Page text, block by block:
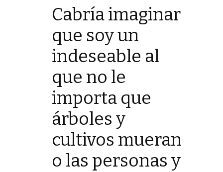
Cabría imaginar
que soy un
indeseable al
que no le
importa que
árboles y
cultivos mueran
o las personas y